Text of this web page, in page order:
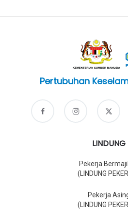
Pertubuhan
LINDUNG
Pekerja
(LINDUNG
Pekerja
(LINDUNG